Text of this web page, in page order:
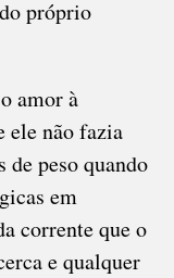
próprio
amor à
ele não fazia
de peso quando
em
corrente que o
e qualquer